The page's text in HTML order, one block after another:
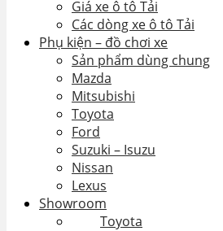
Giá xe ô tô Tải
Các dòng xe ô tô Tải
Phụ kiện – đồ chơi xe
Sản phẩm dùng chung
Mazda
Mitsubishi
Toyota
Ford
Suzuki – Isuzu
Nissan
Lexus
Showroom
Toyota